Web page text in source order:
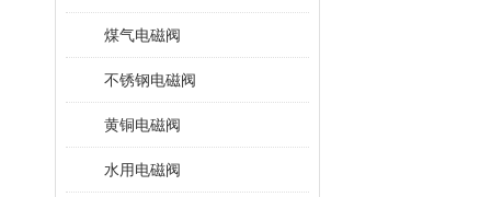
煤气电磁阀
不锈钢电磁阀
黄铜电磁阀
水用电磁阀